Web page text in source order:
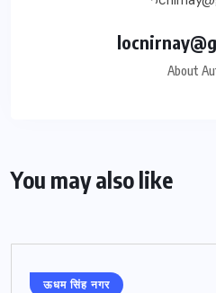
About
You may also like
ऊधम सिंह नगर